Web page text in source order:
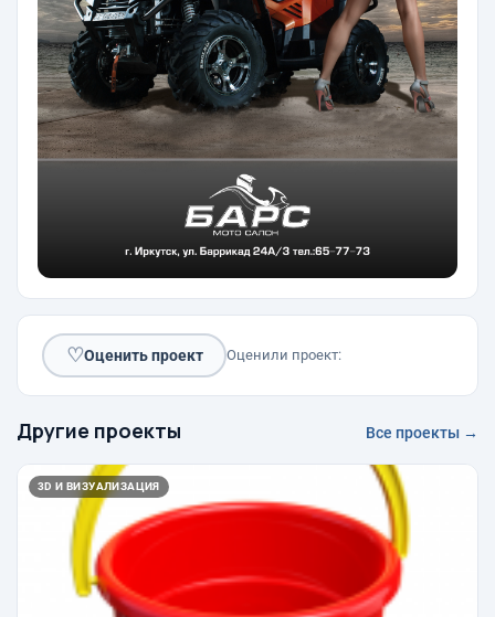
♡Оценить проект Оценили проект:
Другие проекты Все проекты →
3D И ВИЗУАЛИЗАЦИЯ